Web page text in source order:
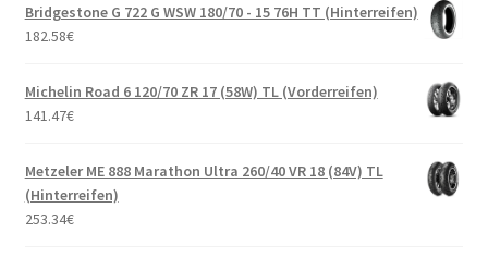
Bridgestone G 722 G WSW 180/70 - 15 76H TT (Hinterreifen)
182.58€
Michelin Road 6 120/70 ZR 17 (58W) TL (Vorderreifen)
141.47€
Metzeler ME 888 Marathon Ultra 260/40 VR 18 (84V) TL
(Hinterreifen)
253.34€